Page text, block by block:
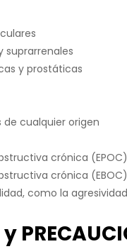
suprarrenales
y prostáticas
cualquier origen
crónica (EPOC)
crónica (EBOC)
como la agresividad